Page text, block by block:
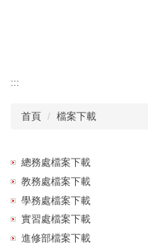
其他單位
請購系統
檔案下載
:::
首頁 檔案下載
總務處檔案下載
教務處檔案下載
學務處檔案下載
實習處檔案下載
進修部檔案下載